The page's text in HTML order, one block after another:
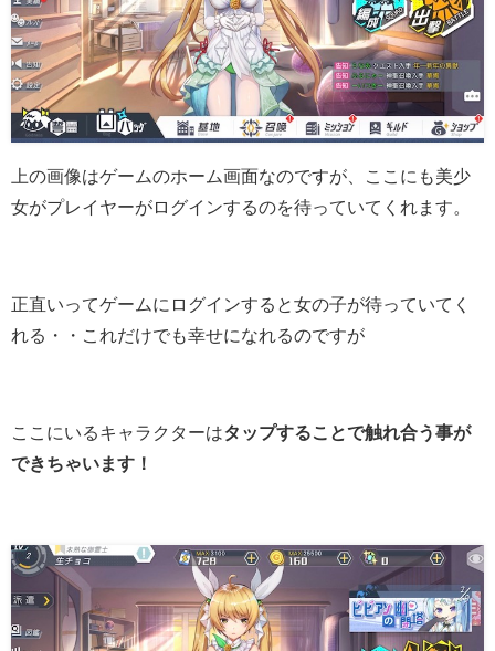
上の画像はゲームのホーム画面なのですが、ここにも美少
女がプレイヤーがログインするのを待っていてくれます。
正直いってゲームにログインすると女の子が待っていてく
れる・・これだけでも幸せになれるのですが
ここにいるキャラクターはタップすることで触れ合う事が
できちゃいます！